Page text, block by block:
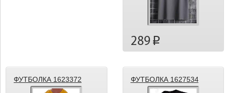
289 p
ФУТБОЛКА 1623372 ФУТБОЛКА 1627534